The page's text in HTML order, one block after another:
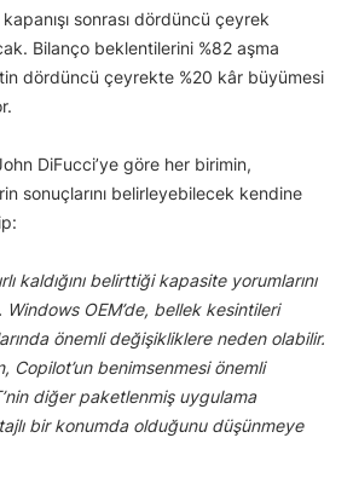
sonrası dördüncü çeyrek
Bilanço beklentilerini %82 aşma
dördüncü çeyrekte %20 kâr büyümesi
DiFucci’ye göre her birimin,
sonuçlarını belirleyebilecek kendine
kaldığını belirttiği kapasite yorumlarını
OEM’de, bellek kesintileri
önemli değişikliklere neden olabilir.
Copilot’un benimsenmesi önemli
diğer paketlenmiş uygulama
bir konumda olduğunu düşünmeye